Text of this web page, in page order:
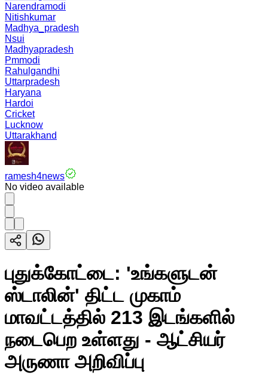
Narendramodi
Nitishkumar
Madhya_pradesh
Nsui
Madhyapradesh
Pmmodi
Rahulgandhi
Uttarpradesh
Haryana
Hardoi
Cricket
Lucknow
Uttarakhand
ramesh4news
No video available
புதுக்கோட்டை: 'உங்களுடன்
ஸ்டாலின்' திட்ட முகாம்
மாவட்டத்தில் 213 இடங்களில்
நடைபெற உள்ளது - ஆட்சியர்
அருணா அறிவிப்பு